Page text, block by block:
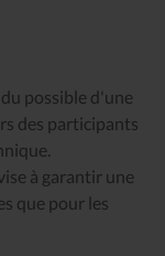
possible d'une
des participants
à garantir une
que pour les